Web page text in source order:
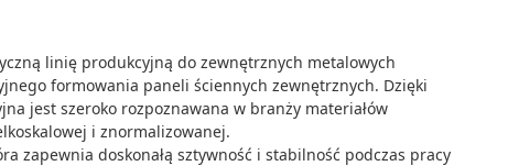
linię produkcyjną do zewnętrznych metalowych
formowania paneli ściennych zewnętrznych. Dzięki
jest szeroko rozpoznawana w branży materiałów
i znormalizowanej.
zapewnia doskonałą sztywność i stabilność podczas pracy